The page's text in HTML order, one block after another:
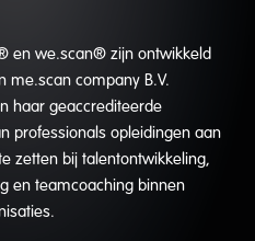
en we.scan® zijn ontwikkeld
me.scan company B.V.
haar geaccrediteerde
professionals opleidingen aan
zetten bij talentontwikkeling,
en teamcoaching binnen